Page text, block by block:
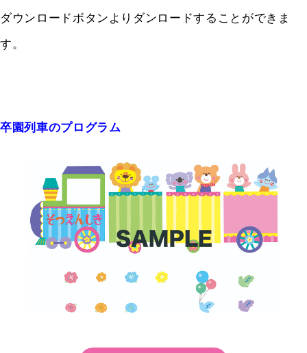
ダウンロードボタンよりダンロードすることができま
す。
卒園列車のプログラム